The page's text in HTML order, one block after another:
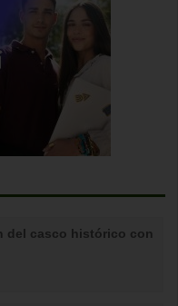
del casco histórico con